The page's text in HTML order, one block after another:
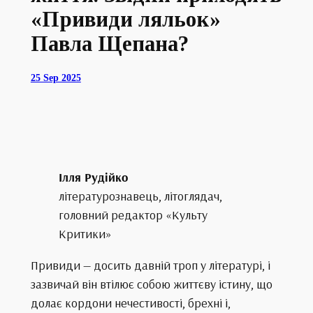
«Привиди ляльок»
Павла Щепана?
25 Sep 2025
Ілля Рудійко
літературознавець, літоглядач,
головний редактор «Культу
Критики»
Привиди — досить давній троп у літературі, і
зазвичай він втілює собою життєву істину, що
долає кордони нечестивості, брехні і,